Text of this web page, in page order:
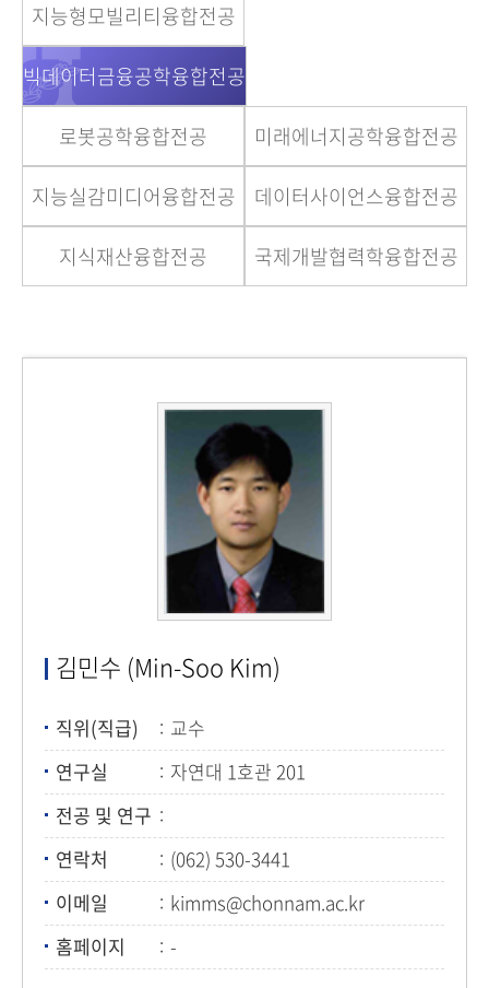
지능형모빌리티융합전공
빅데이터금융공학융합전공
로봇공학융합전공 미래에너지공학융합전공
지능실감미디어융합전공 데이터사이언스융합전공
지식재산융합전공 국제개발협력학융합전공
김민수 (Min-Soo Kim)
직위(직급)
교수
연구실
자연대 1호관 201
전공 및 연구
연락처
(062) 530-3441
이메일
kimms@chonnam.ac.kr
홈페이지
-